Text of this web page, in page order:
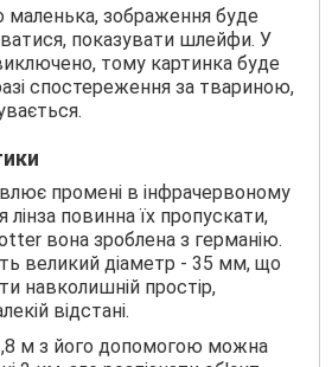
зображення буде
показувати шлейфи. У
тому картинка буде
спостереження за твариною,
промені в інфрачервоному
лінза повинна їх пропускати,
вона зроблена з германію.
великий діаметр - 35 мм, що
навколишній простір,
відстані.
м з його допомогою можна